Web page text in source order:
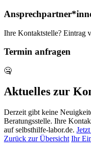
Ihre Kontaktstelle? Eintrag
Termin anfragen
🤐
Aktuelles zur
Derzeit gibt keine
Beratungsstelle. Ihre
auf selbsthilfe-labor.de.
Zurück zur Übersicht Ihr